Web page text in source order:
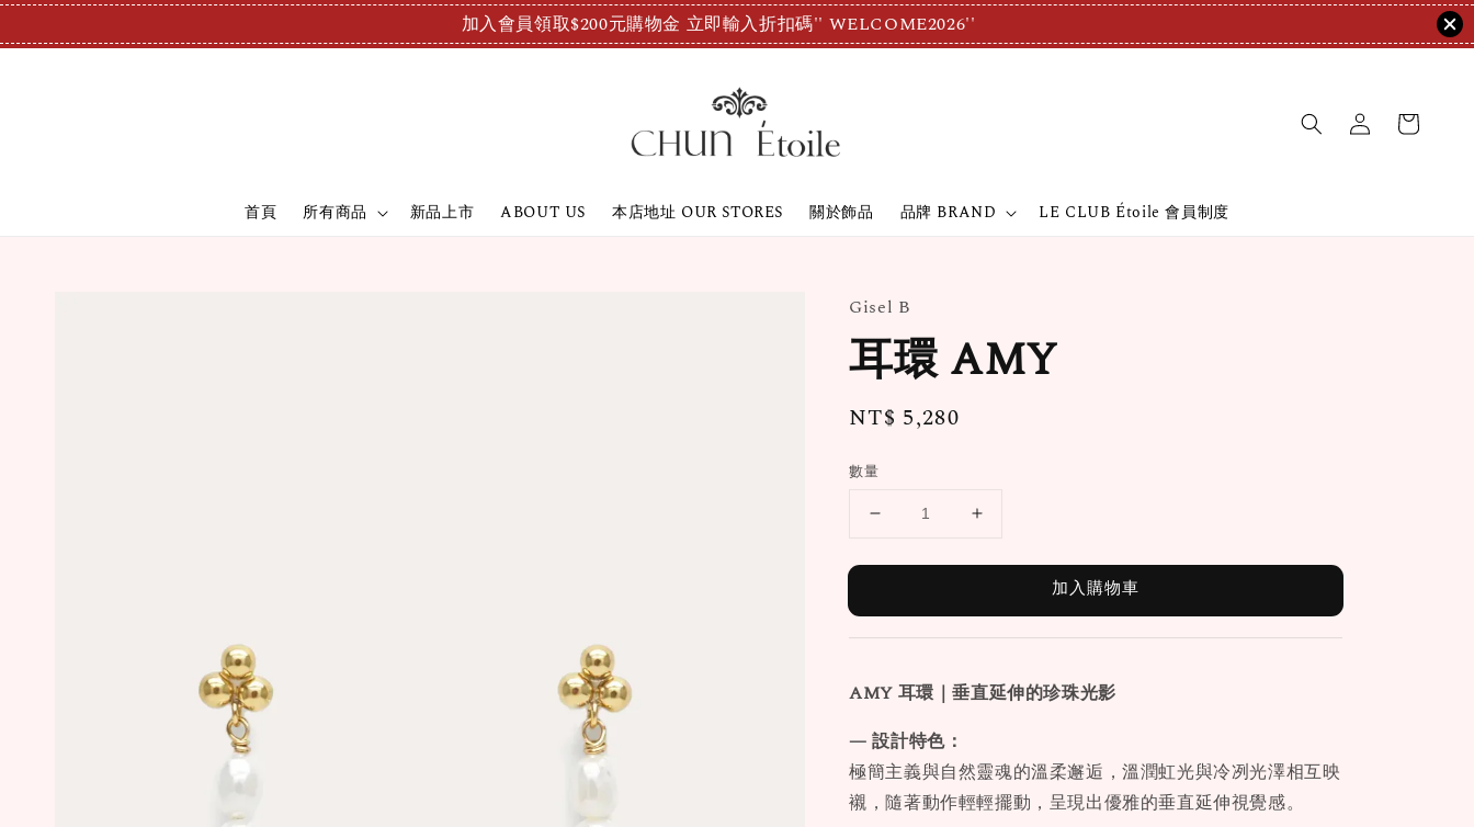
加入會員領取$200元購物金 立即輸入折扣碼'' WELCOME2026''
首頁 所有商品 新品上市 ABOUT US 本店地址 OUR STORES 關於飾品 品牌 BRAND LE CLUB Étoile 會員制度
Gisel B
耳環 AMY
Regular
NT$ 5,280
數量
加入購物車
AMY 耳環｜垂直延伸的珍珠光影
— 設計特色：
極簡主義與自然靈魂的溫柔邂逅，溫潤虹光與冷冽光澤相互映
襯，隨著動作輕輕擺動，呈現出優雅的垂直延伸視覺感。